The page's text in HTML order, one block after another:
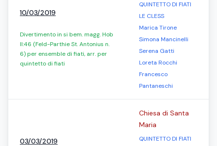
10/03/2019
Divertimento in si bem. magg. Hob
II:46 (Feld-Parthie St. Antonius n.
6) per ensemble di fiati, arr. per
quintetto di fiati
QUINTETTO DI FIATI
LE CLESS
Marica Tirone
Simona Mancinelli
Serena Gatti
Loreta Rocchi
Francesco
Pantaneschi
03/03/2019
Chiesa di Santa
Maria
QUINTETTO DI FIATI